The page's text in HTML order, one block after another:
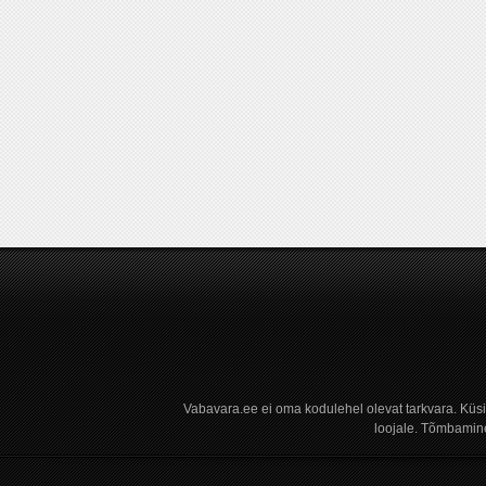
Vabavara.ee ei oma kodulehel olevat tarkvara.
loojale.